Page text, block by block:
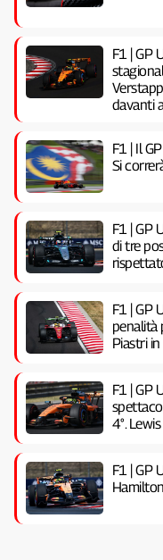
F1 | GP
davanti
F1 | Il
Si
F1 | GP
di tre
F1 | GP
penalità
Piastri
F1 | GP
4°.
F1 | GP